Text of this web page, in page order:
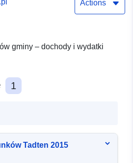
Actions
gminy – dochody i wydatki
1
Tadten 2015